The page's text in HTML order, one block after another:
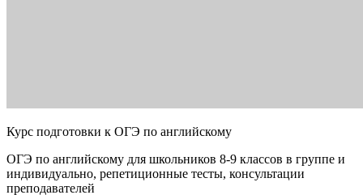
Курс подготовки к ОГЭ по английскому
ОГЭ по английскому для школьников 8-9 классов в группе и
индивидуально, репетиционные тесты, консультации
преподавателей